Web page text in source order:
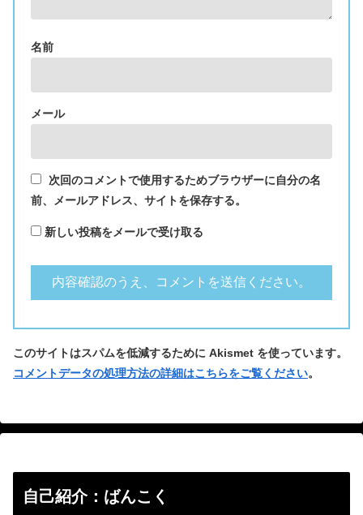
名前
メール
次回のコメントで使用するためブラウザーに自分の名
前、メールアドレス、サイトを保存する。
新しい投稿をメールで受け取る
このサイトはスパムを低減するために Akismet を使っています。
コメントデータの処理方法の詳細はこちらをご覧ください。
自己紹介：ばんこく